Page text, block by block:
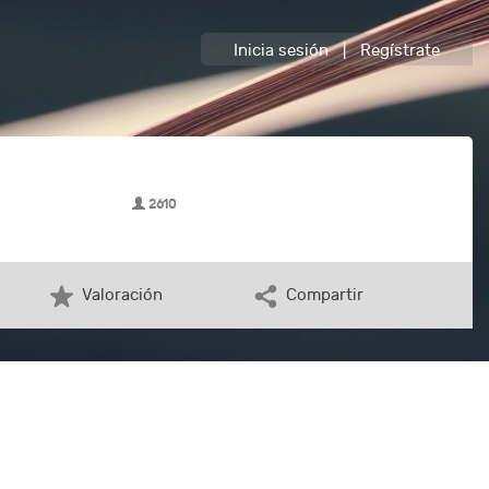
Inicia sesión | Regístrate
2610
Valoración Compartir